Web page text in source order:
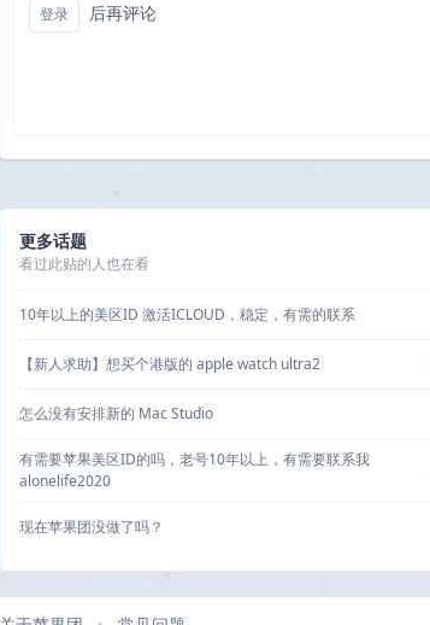
登录 后再评论
更多话题
看过此贴的人也在看
10年以上的美区ID 激活ICLOUD，稳定，有需的联系
【新人求助】想买个港版的 apple watch ultra2
怎么没有安排新的 Mac Studio
有需要苹果美区ID的吗，老号10年以上，有需要联系我
alonelife2020
现在苹果团没做了吗？